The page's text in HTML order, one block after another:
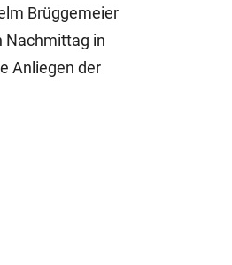
Brüggemeier
Nachmittag in
Anliegen der